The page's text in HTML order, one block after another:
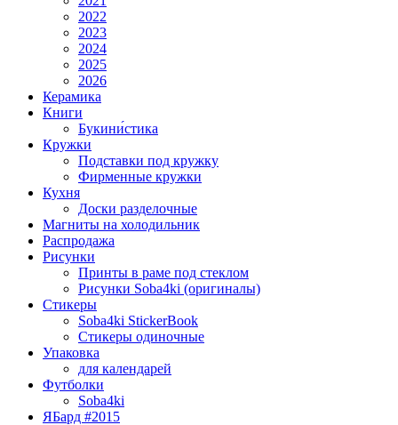
2022
2023
2024
2025
2026
Керамика
Книги
Букини́стика
Кружки
Подставки под кружку
Фирменные кружки
Кухня
Доски разделочные
Магниты на холодильник
Распродажа
Рисунки
Принты в раме под стеклом
Рисунки Soba4ki (оригиналы)
Стикеры
Soba4ki StickerBook
Стикеры одиночные
Упаковка
для календарей
Футболки
Soba4ki
ЯБард #2015